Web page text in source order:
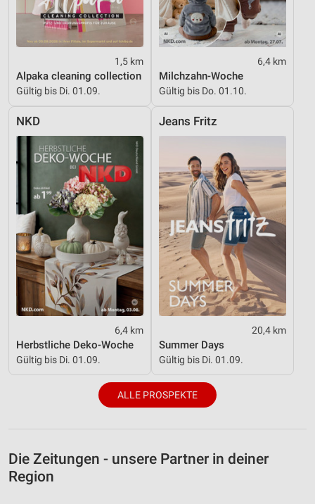
1,5 km
Alpaka cleaning collection
Gültig bis Di. 01.09.
6,4 km
Milchzahn-Woche
Gültig bis Do. 01.10.
NKD
6,4 km
Herbstliche Deko-Woche
Gültig bis Di. 01.09.
Jeans Fritz
20,4 km
Summer Days
Gültig bis Di. 01.09.
ALLE PROSPEKTE
Die Zeitungen - unsere Partner in deiner
Region